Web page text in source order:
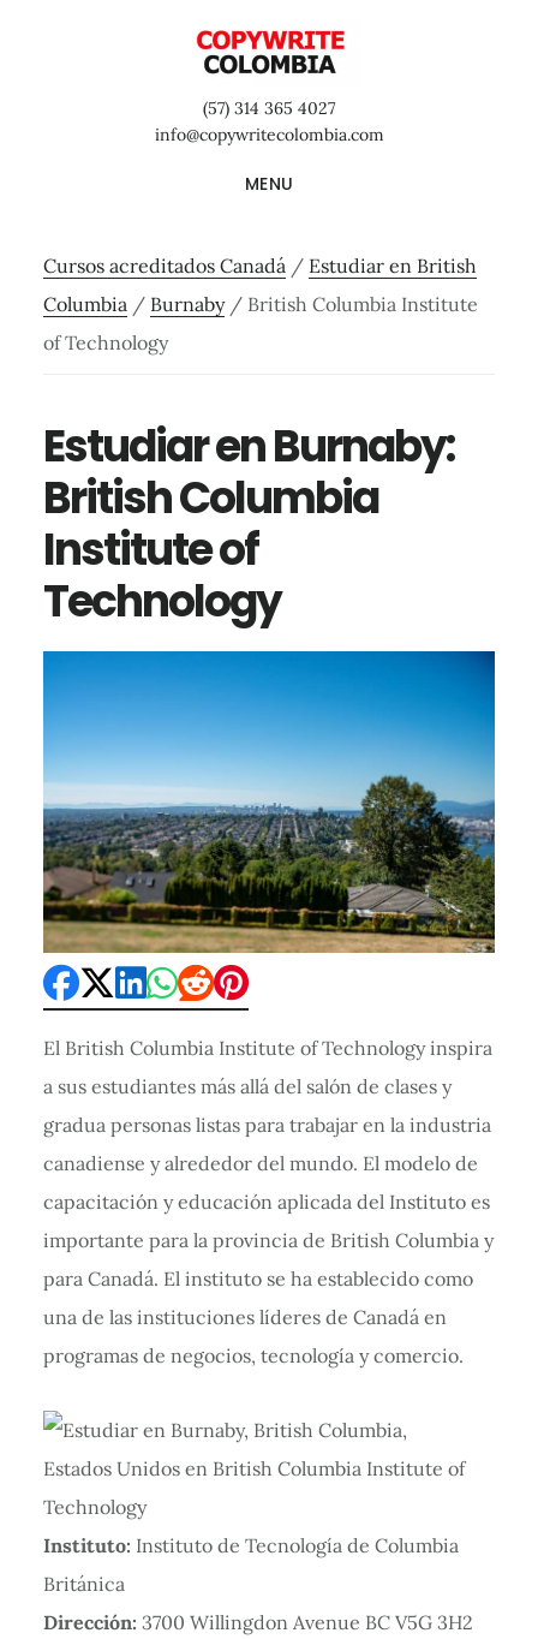
(57) 314 365 4027
info@copywritecolombia.com
MENU
Cursos acreditados Canadá / Estudiar en British
Columbia / Burnaby /British Columbia Institute
of Technology
Estudiar en Burnaby:
British Columbia
Institute of
Technology
El British Columbia Institute of Technology inspira
a sus estudiantes más allá del salón de clases y
gradua personas listas para trabajar en la industria
canadiense y alrededor del mundo. El modelo de
capacitación y educación aplicada del Instituto es
importante para la provincia de British Columbia y
para Canadá. El instituto se ha establecido como
una de las instituciones líderes de Canadá en
programas de negocios, tecnología y comercio.
Instituto: Instituto de Tecnología de Columbia
Británica
Dirección: 3700 Willingdon Avenue BC V5G 3H2